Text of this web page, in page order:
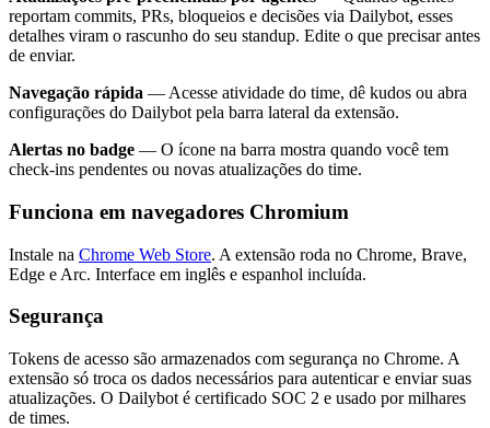
reportam commits, PRs, bloqueios e decisões via Dailybot, esses
detalhes viram o rascunho do seu standup. Edite o que precisar antes
de enviar.
Navegação rápida — Acesse atividade do time, dê kudos ou abra
configurações do Dailybot pela barra lateral da extensão.
Alertas no badge — O ícone na barra mostra quando você tem
check-ins pendentes ou novas atualizações do time.
Funciona em navegadores Chromium
Instale na Chrome Web Store. A extensão roda no Chrome, Brave,
Edge e Arc. Interface em inglês e espanhol incluída.
Segurança
Tokens de acesso são armazenados com segurança no Chrome. A
extensão só troca os dados necessários para autenticar e enviar suas
atualizações. O Dailybot é certificado SOC 2 e usado por milhares
de times.